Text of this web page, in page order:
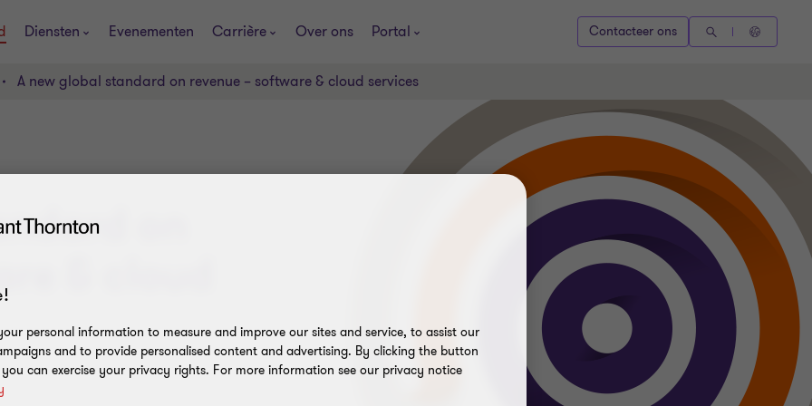
Diensten Evenementen Carrière Over ons Portal Contacteer ons
A new global standard on revenue – software & cloud services
on
& cloud
personal information to measure and improve our sites and service, to assist our
and to provide personalised content and advertising. By clicking the button
can exercise your privacy rights. For more information see our privacy notice